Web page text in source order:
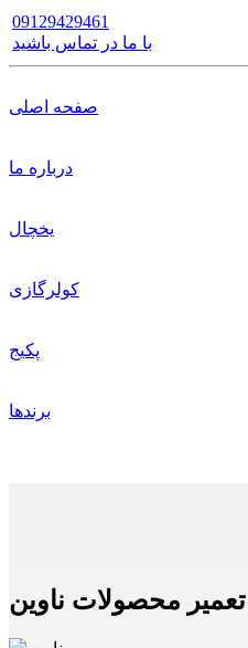
09129429461
با ما در تماس باشید
صفحه اصلی
درباره ما
یخچال
کولرگازی
پکیج
برندها
محصولات ناوین